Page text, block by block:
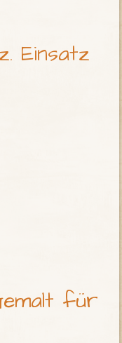
Einsatz
für